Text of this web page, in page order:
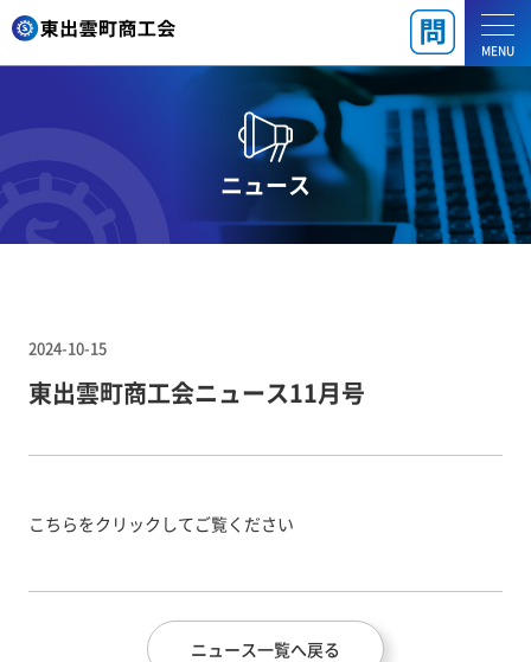
MENU
ニュース
2024-10-15
東出雲町商工会ニュース11月号
こちらをクリックしてご覧ください
ニュース一覧へ戻る